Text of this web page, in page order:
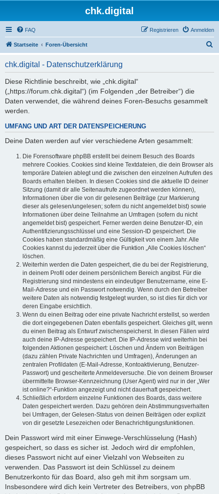
chk.digital
FAQ Anmelden
Registrieren
Startseite Foren-Übersicht
chk.digital - Datenschutzerklärung
Diese Richtlinie beschreibt, wie „chk.digital“
(„https://forum.chk.digital“) (im Folgenden „der Betreiber“) die
Daten verwendet, die während deines Foren-Besuchs gesammelt
werden.
UMFANG UND ART DER DATENSPEICHERUNG
Deine Daten werden auf vier verschiedene Arten gesammelt:
Die Forensoftware phpBB erstellt bei deinem Besuch des Boards
mehrere Cookies. Cookies sind kleine Textdateien, die dein Browser als
temporäre Dateien ablegt und die zwischen den einzelnen Aufrufen des
Boards erhalten bleiben. In diesen Cookies sind die aktuelle ID deiner
Sitzung (damit dir alle Seitenaufrufe zugeordnet werden können),
Informationen über die von dir gelesenen Beiträge (zur Markierung
dieser als gelesen/ungelesen; sofern du nicht angemeldet bist) sowie
Informationen über deine Teilnahme an Umfragen (sofern du nicht
angemeldet bist) gespeichert. Ferner werden deine Benutzer-ID, ein
Authentifizierungsschlüssel und eine Session-ID gespeichert. Die
Cookies haben standardmäßig eine Gültigkeit von einem Jahr. Alle
Cookies kannst du jederzeit über die Funktion „Alle Cookies löschen“
löschen.
Weiterhin werden die Daten gespeichert, die du bei der Registrierung,
in deinem Profil oder deinem persönlichem Bereich angibst. Für die
Registrierung sind mindestens ein eindeutiger Benutzername, eine E-
Mail-Adresse und ein Passwort notwendig. Wenn durch den Betreiber
weitere Daten als notwendig festgelegt wurden, so ist dies für dich vor
deren Eingabe ersichtlich.
Wenn du einen Beitrag oder eine private Nachricht erstellst, so werden
die dort eingegebenen Daten ebenfalls gespeichert. Gleiches gilt, wenn
du einen Beitrag als Entwurf zwischenspeicherst. In diesen Fällen wird
auch deine IP-Adresse gespeichert. Die IP-Adresse wird weiterhin bei
folgenden Aktionen gespeichert: Löschen und Ändern von Beiträgen
(dazu zählen Private Nachrichten und Umfragen), Änderungen an
zentralen Profildaten (E-Mail-Adresse, Kontoaktivierung, Benutzer-
Passwort) und gescheiterte Anmeldeversuche. Die von deinem Browser
übermittelte Browser-Kennzeichnung (User Agent) wird nur in der „Wer
ist online?“-Funktion angezeigt und nicht dauerhaft gespeichert.
Schließlich erfordern einzelne Funktionen des Boards, dass weitere
Daten gespeichert werden. Dazu gehören dein Abstimmungsverhalten
bei Umfragen, der Gelesen-Status von deinen Beiträgen oder explizit
von dir gesetzte Lesezeichen oder Benachrichtigungsfunktionen.
Dein Passwort wird mit einer Einwege-Verschlüsselung (Hash)
gespeichert, so dass es sicher ist. Jedoch wird dir empfohlen,
dieses Passwort nicht auf einer Vielzahl von Webseiten zu
verwenden. Das Passwort ist dein Schlüssel zu deinem
Benutzerkonto für das Board, also geh mit ihm sorgsam um.
Insbesondere wird dich kein Vertreter des Betreibers, von phpBB